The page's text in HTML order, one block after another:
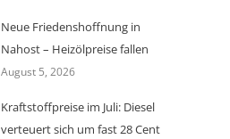
Neue Friedenshoffnung in
Nahost – Heizölpreise fallen
August 5, 2026
Kraftstoffpreise im Juli: Diesel
verteuert sich um fast 28 Cent